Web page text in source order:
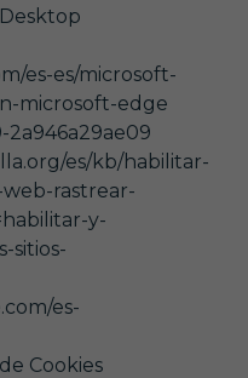
es-es/microsoft-
microsoft-edge
2a946a29ae09
es/kb/habilitar-
rastrear-
y-
sitios-
es-
Cookies